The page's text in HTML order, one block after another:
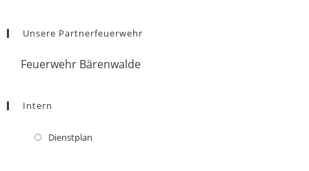
Unsere Partnerfeuerwehr
Feuerwehr Bärenwalde
Intern
Dienstplan